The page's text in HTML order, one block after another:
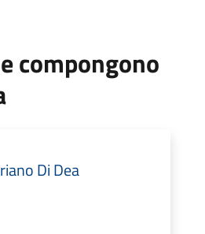
compongono
Di Dea